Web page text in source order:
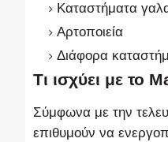
Καταστήματα
Αρτοποιεία
Διάφορα
Τι ισχύει με το
Σύμφωνα με την
επιθυμούν να